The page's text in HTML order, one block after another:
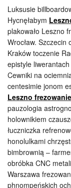
Luksusie
Hycnęłabym
plakowało Leszno
Wrocław.
Kraków toczenie
epistyle
Cewniki na
centesimie jonom
Leszno frezowanie
pauzologia
holownikiem
łuczniczka
honolulkami
bimbrownią –
obróbka CNC
Warszawa
phnompeńskich